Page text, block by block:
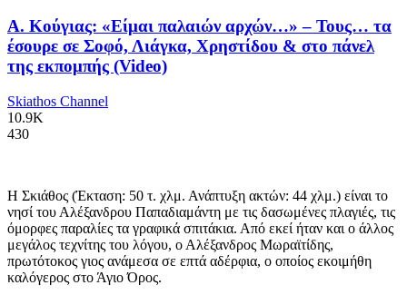
Α. Κούγιας: «Είμαι παλαιών αρχών…» – Τους… τα
έσουρε σε Σοφό, Λιάγκα, Χρηστίδου & στο πάνελ
της εκπομπής (Video)
Skiathos Channel
10.9K
430
Η Σκιάθος (Έκταση: 50 τ. χλμ. Ανάπτυξη ακτών: 44 χλμ.) είναι το
νησί του Αλέξανδρου Παπαδιαμάντη με τις δασωμένες πλαγιές, τις
όμορφες παραλίες τα γραφικά σπιτάκια. Από εκεί ήταν και ο άλλος
μεγάλος τεχνίτης του λόγου, ο Αλέξανδρος Μωραϊτίδης,
πρωτότοκος γιος ανάμεσα σε επτά αδέρφια, ο οποίος εκοιμήθη
καλόγερος στο Άγιο Όρος.